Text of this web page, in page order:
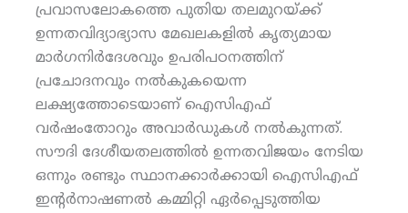
പ്രവാസലോകത്തെ പുതിയ തലമുറയ്ക്ക്
ഉന്നതവിദ്യാഭ്യാസ മേഖലകളില്‍ കൃത്യമായ
മാര്‍ഗനിര്‍ദേശവും ഉപരിപഠനത്തിന്
പ്രചോദനവും നല്‍കുകയെന്ന
ലക്ഷ്യത്തോടെയാണ് ഐസിഎഫ്
വര്‍ഷംതോറും അവാര്‍ഡുകള്‍ നല്‍കുന്നത്.
സൗദി ദേശീയതലത്തില്‍ ഉന്നതവിജയം നേടിയ
ഒന്നും രണ്ടും സ്ഥാനക്കാര്‍ക്കായി ഐസിഎഫ്
ഇന്റര്‍നാഷണല്‍ കമ്മിറ്റി ഏര്‍പ്പെടുത്തിയ